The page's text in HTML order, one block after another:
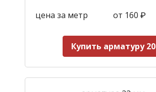
цена за метр
от 160 ₽
Купить арматуру 20